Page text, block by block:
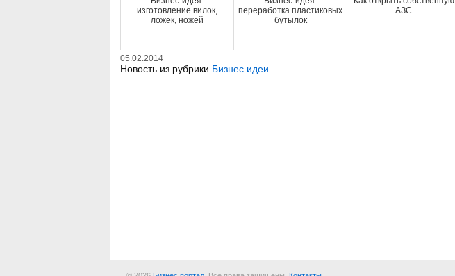
изготовление вилок,
ложек, ножей
переработка пластиковых
бутылок
АЗС
05.02.2014
Новость из рубрики Бизнес идеи